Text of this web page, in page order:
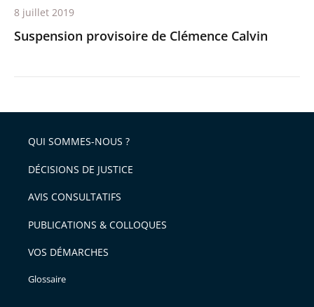
Suspension provisoire de Clémence Calvin
8 juillet 2019
QUI SOMMES-NOUS ?
DÉCISIONS DE JUSTICE
AVIS CONSULTATIFS
PUBLICATIONS & COLLOQUES
VOS DÉMARCHES
Glossaire